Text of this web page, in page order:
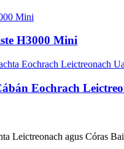
H3000 Mini
Eochrach